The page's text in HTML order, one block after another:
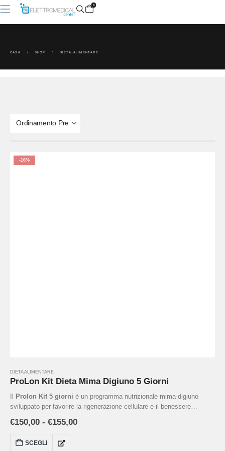
0
CASA SHOP DIETA ALIMENTARE
-16%
DIETA ALIMENTARE
ProLon Kit Dieta Mima Digiuno 5 Giorni
Prolon Kit 5 giorni è un programma nutrizionale mima-digiuno
sviluppato per favorire la rigenerazione cellulare e il benessere
studiati per simulare gli effetti del digiuno prolungato, riducendo la
fame e mantenendo l'apporto di nutrienti essenziali. Ideale per chi
desidera supportare la perdita di peso, migliorare l’energia e
€150,00 - €155,00
SCEGLI